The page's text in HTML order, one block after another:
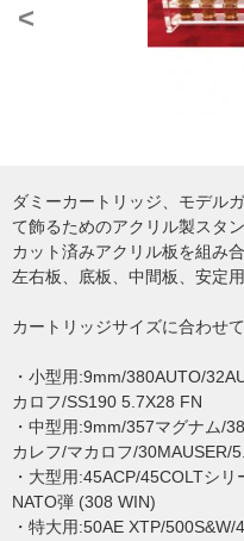
<
ダミーカートリッジ、モデル
て飾るためのアクリル製スタン
カット済みアクリル板を組み
左右板、底板、中間板、安定
カートリッジサイズに合わせ
・小型用:9mm/380AUTO/
カロフ/SS190 5.7X28 FN
・中型用:9mm/357マグナム/
カレフ/マカロフ/30MAUSER/
・大型用:45ACP/45COLTシ
NATO弾 (308 WIN)
・特大用:50AE XTP/